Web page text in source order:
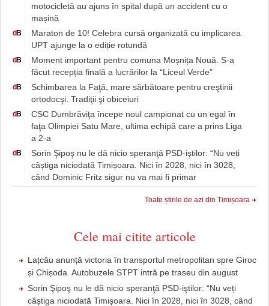
motocicletă au ajuns în spital după un accident cu o
mașină
dB
Maraton de 10! Celebra cursă organizată cu implicarea
UPT ajunge la o ediție rotundă
dB
Moment important pentru comuna Moșnița Nouă. S-a
făcut recepția finală a lucrărilor la “Liceul Verde”
dB
Schimbarea la Faţă, mare sărbătoare pentru creştinii
ortodocşi. Tradiţii şi obiceiuri
dB
CSC Dumbrăviţa începe noul campionat cu un egal în
faţa Olimpiei Satu Mare, ultima echipă care a prins Liga
a 2-a
dB
Sorin Şipoş nu le dă nicio speranţă PSD-iştilor: “Nu veți
câștiga niciodată Timișoara. Nici în 2028, nici în 3028,
când Dominic Fritz sigur nu va mai fi primar
Toate știrile de azi din Timișoara
Cele mai citite articole
Lațcău anunță victoria în transportul metropolitan spre Giroc
și Chișoda. Autobuzele STPT intră pe traseu din august
Sorin Şipoş nu le dă nicio speranţă PSD-iştilor: “Nu veți
câștiga niciodată Timișoara. Nici în 2028, nici în 3028, când